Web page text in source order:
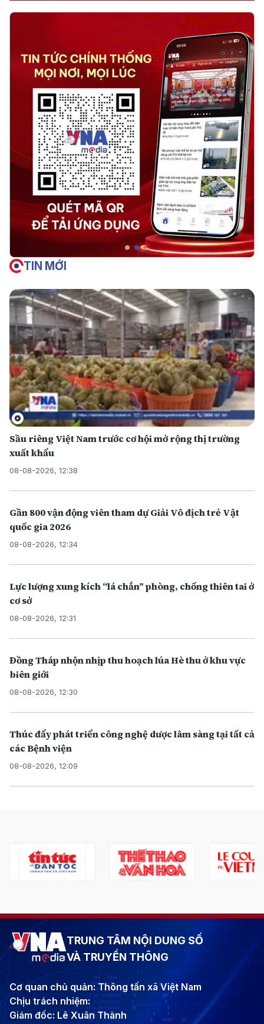
TIN MỚI
Sầu riêng Việt Nam trước cơ hội mở rộng thị trường
xuất khẩu
08-08-2026, 12:38
Gần 800 vận động viên tham dự Giải Vô địch trẻ Vật
quốc gia 2026
08-08-2026, 12:34
Lực lượng xung kích “lá chắn” phòng, chống thiên tai ở
cơ sở
08-08-2026, 12:31
Đồng Tháp nhộn nhịp thu hoạch lúa Hè thu ở khu vực
biên giới
08-08-2026, 12:30
Thúc đẩy phát triển công nghệ dược lâm sàng tại tất cả
các Bệnh viện
08-08-2026, 12:09
TRUNG TÂM NỘI DUNG SỐ
VÀ TRUYỀN THÔNG
Cơ quan chủ quản: Thông tấn xã Việt Nam
Chịu trách nhiệm:
Giám đốc: Lê Xuân Thành